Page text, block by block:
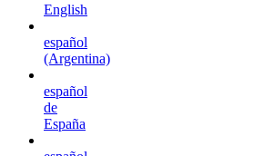
English
español
(Argentina)
español
de
España